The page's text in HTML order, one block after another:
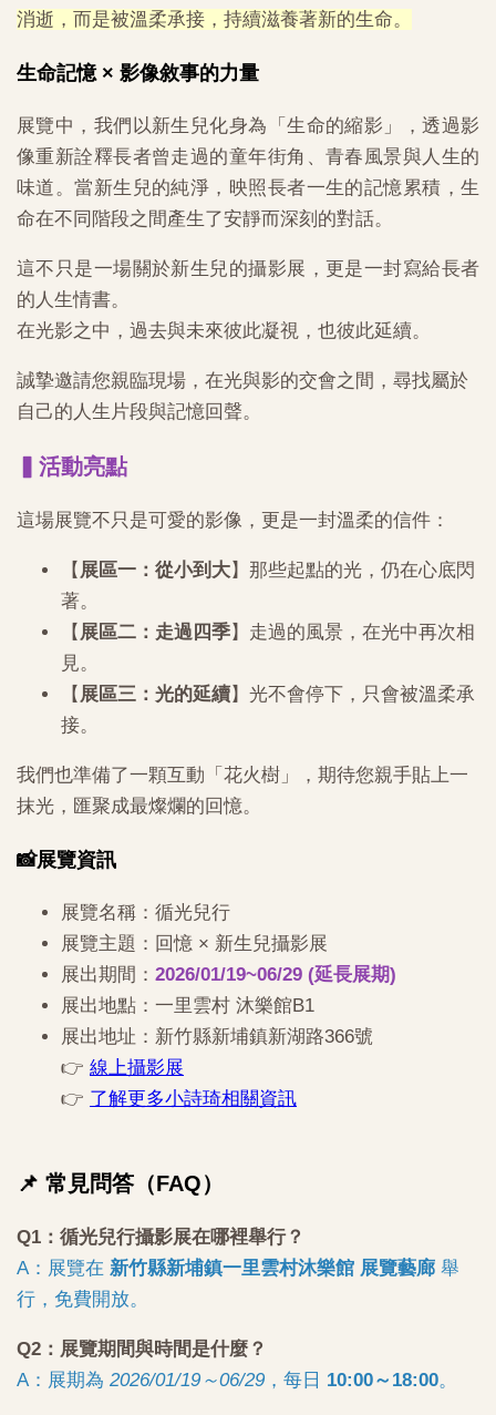
消逝，而是被溫柔承接，持續滋養著新的生命。
生命記憶 × 影像敘事的力量
展覽中，我們以新生兒化身為「生命的縮影」，透過影
像重新詮釋長者曾走過的童年街角、青春風景與人生的
味道。當新生兒的純淨，映照長者一生的記憶累積，生
命在不同階段之間產生了安靜而深刻的對話。
這不只是一場關於新生兒的攝影展，更是一封寫給長者
的人生情書。
在光影之中，過去與未來彼此凝視，也彼此延續。
誠摯邀請您親臨現場，在光與影的交會之間，尋找屬於
自己的人生片段與記憶回聲。
▍活動亮點
這場展覽不只是可愛的影像，更是一封溫柔的信件：
【 展區一：從小到大】那些起點的光，仍在心底閃
著。
【 展區二：走過四季】走過的風景，在光中再次相
見。
【 展區三：光的延續】光不會停下，只會被溫柔承
接。
我們也準備了一顆互動「花火樹」，期待您親手貼上一
抹光，匯聚成最燦爛的回憶。
📸展覽資訊
展覽名稱：循光兒行
展覽主題：回憶 × 新生兒攝影展
展出期間： 2026/01/19~06/29 (延長展期)
展出地點：一里雲村 沐樂館B1
展出地址：新竹縣新埔鎮新湖路366號
👉 線上攝影展
👉 了解更多小詩琦相關資訊
📌 常見問答（FAQ）
Q1：循光兒行攝影展在哪裡舉行？
A：展覽在 新竹縣新埔鎮一里雲村沐樂館 展覽藝廊 舉
行，免費開放。
Q2：展覽期間與時間是什麼？
A：展期為 2026/01/19～06/29 ，每日 10:00～18:00。